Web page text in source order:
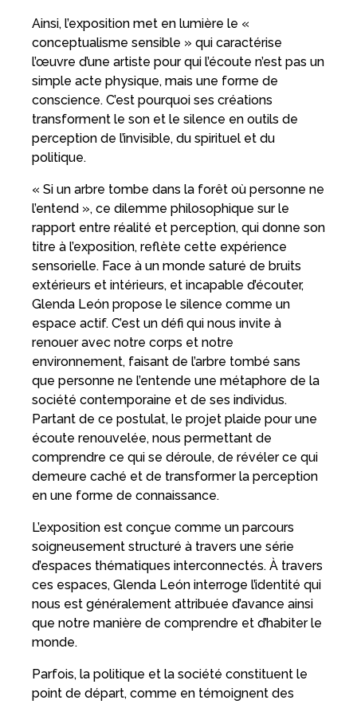
Ainsi, l’exposition met en lumière le «
conceptualisme sensible » qui caractérise
l’œuvre d’une artiste pour qui l’écoute n’est pas un
simple acte physique, mais une forme de
conscience. C’est pourquoi ses créations
transforment le son et le silence en outils de
perception de l’invisible, du spirituel et du
politique.
« Si un arbre tombe dans la forêt où personne ne
l’entend », ce dilemme philosophique sur le
rapport entre réalité et perception, qui donne son
titre à l’exposition, reflète cette expérience
sensorielle. Face à un monde saturé de bruits
extérieurs et intérieurs, et incapable d’écouter,
Glenda León propose le silence comme un
espace actif. C’est un défi qui nous invite à
renouer avec notre corps et notre
environnement, faisant de l’arbre tombé sans
que personne ne l’entende une métaphore de la
société contemporaine et de ses individus.
Partant de ce postulat, le projet plaide pour une
écoute renouvelée, nous permettant de
comprendre ce qui se déroule, de révéler ce qui
demeure caché et de transformer la perception
en une forme de connaissance.
L’exposition est conçue comme un parcours
soigneusement structuré à travers une série
d’espaces thématiques interconnectés. À travers
ces espaces, Glenda León interroge l’identité qui
nous est généralement attribuée d’avance ainsi
que notre manière de comprendre et d’habiter le
monde.
Parfois, la politique et la société constituent le
point de départ, comme en témoignent des